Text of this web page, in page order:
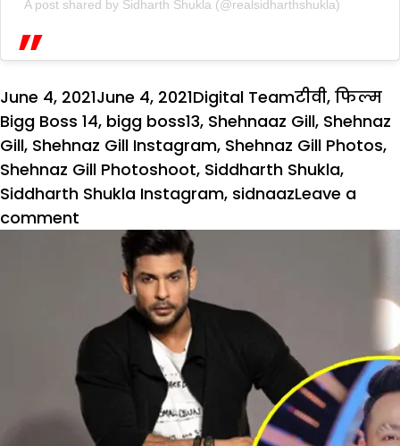
A post shared by Sidharth Shukla (@realsidharthshukla)
Posted
on
June 4, 2021June 4, 2021Author
Digital TeamCategories
टीवी, फिल्म
Bigg Boss 14, bigg boss13, Shehnaaz Gill, Shehnaz
Gill, Shehnaz Gill Instagram, Shehnaz Gill Photos,
Shehnaz Gill Photoshoot, Siddharth Shukla,
Siddharth Shukla Instagram, sidnaazLeave a
comment
शहनाज
तस्वीरों
देखकर
Siddharth
Shukla